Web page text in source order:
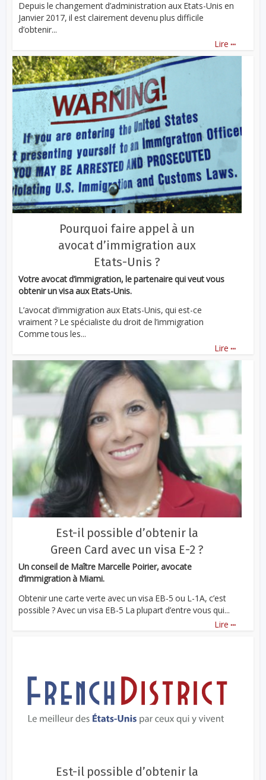
Depuis le changement d’administration aux Etats-Unis en
Janvier 2017, il est clairement devenu plus difficile
d’obtenir...
Lire ...
Pourquoi faire appel à un
avocat d’immigration aux
Etats-Unis ?
Votre avocat d’immigration, le partenaire qui veut vous
obtenir un visa aux Etats-Unis.
L’avocat d’immigration aux Etats-Unis, qui est-ce
vraiment ? Le spécialiste du droit de l’immigration
Comme tous les...
Lire ...
Est-il possible d’obtenir la
Green Card avec un visa E-2 ?
Un conseil de Maître Marcelle Poirier, avocate
d’immigration à Miami.
Obtenir une carte verte avec un visa EB-5 ou L-1A, c’est
possible ? Avec un visa EB-5 La plupart d’entre vous qui...
Lire ...
Est-il possible d’obtenir la